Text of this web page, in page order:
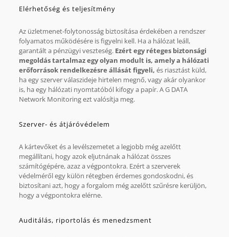
Elérhetőség és teljesítmény
Az üzletmenet-folytonosság biztosítása érdekében a rendszer
folyamatos működésére is figyelni kell. Ha a hálózat leáll,
garantált a pénzügyi veszteség. Ezért egy réteges biztonsági
megoldás tartalmaz egy olyan modult is, amely a hálózati
erőforrások rendelkezésre állását figyeli, és riasztást küld,
ha egy szerver válaszideje hirtelen megnő, vagy akár olyankor
is, ha egy hálózati nyomtatóból kifogy a papír. A G DATA
Network Monitoring ezt valósítja meg.
Szerver- és átjáróvédelem
A kártevőket és a levélszemetet a legjobb még azelőtt
megállítani, hogy azok eljutnának a hálózat összes
számítógépére, azaz a végpontokra. Ezért a szerverek
védelméről egy külön rétegben érdemes gondoskodni, és
biztosítani azt, hogy a forgalom még azelőtt szűrésre kerüljön,
hogy a végpontokra elérne.
Auditálás, riportolás és menedzsment